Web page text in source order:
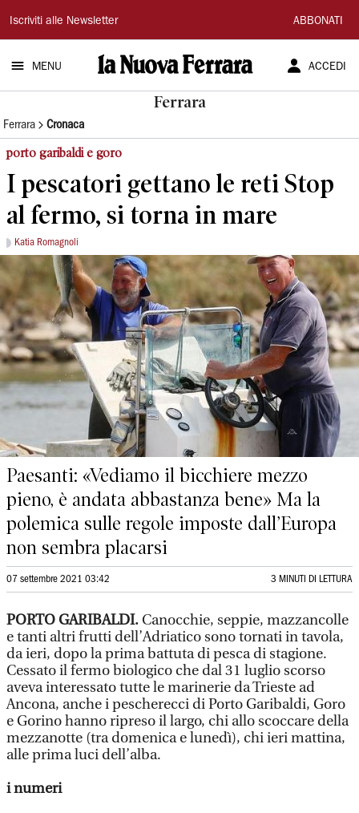
La
Nuova
Ferrara
Iscriviti alle Newsletter ABBONATI
MENU ACCEDI
Ferrara
Ferrara Cronaca
porto garibaldi e goro
I pescatori gettano le reti Stop
al fermo, si torna in mare
Katia Romagnoli
Paesanti: «Vediamo il bicchiere mezzo
pieno, è andata abbastanza bene» Ma la
polemica sulle regole imposte dall’Europa
non sembra placarsi
07 settembre 2021 03:42 3 MINUTI DI LETTURA
PORTO GARIBALDI. Canocchie, seppie, mazzancolle
e tanti altri frutti dell’Adriatico sono tornati in tavola,
da ieri, dopo la prima battuta di pesca di stagione.
Cessato il fermo biologico che dal 31 luglio scorso
aveva interessato tutte le marinerie da Trieste ad
Ancona, anche i pescherecci di Porto Garibaldi, Goro
e Gorino hanno ripreso il largo, chi allo scoccare della
mezzanotte (tra domenica e lunedì), chi ieri mattina,
alle prima luci dell’alba.
i numeri